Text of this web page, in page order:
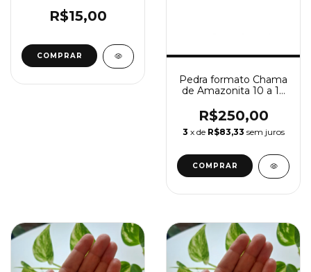
R$15,00
Pedra formato Chama
de Amazonita 10 a 12
R$250,00
3 x de R$83,33 sem juros